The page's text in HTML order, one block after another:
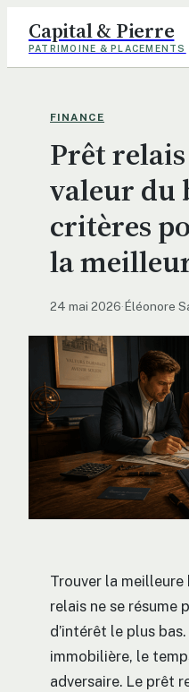
Capital & Pierre
PATRIMOINE & PLACEMENTS
Finance
Immobilier
Maison
Déco
FINANCE
Prêt relais
valeur du
critères
la
24 mai 2026·Éléonore
Trouver la
relais ne se résume
d’intérêt le plus
immobilière, le
adversaire. Le prêt